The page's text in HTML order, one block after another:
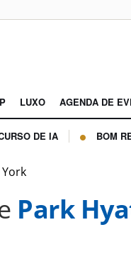
LUXO AGENDA DE
DE IA BOM
Park